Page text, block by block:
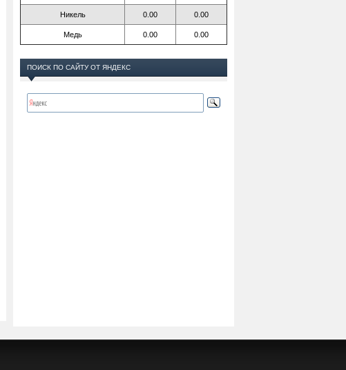
Никель 0.00 0.00
Медь 0.00 0.00
ПОИСК ПО САЙТУ ОТ ЯНДЕКС